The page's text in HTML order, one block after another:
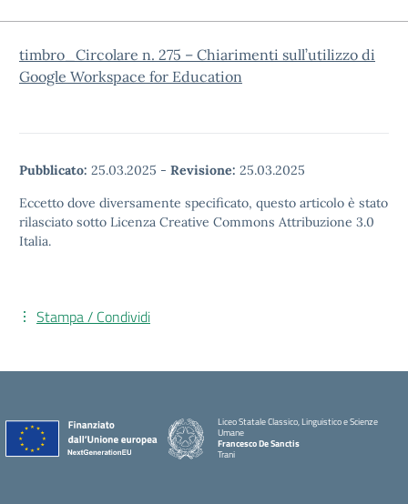
timbro_Circolare n. 275 – Chiarimenti sull’utilizzo di
Google Workspace for Education
Pubblicato: 25.03.2025 - Revisione: 25.03.2025
Eccetto dove diversamente specificato, questo articolo è stato
rilasciato sotto Licenza Creative Commons Attribuzione 3.0
Italia.
Stampa / Condividi
Liceo Statale Classico, Linguistico e Scienze
Umane
Francesco De Sanctis
Trani